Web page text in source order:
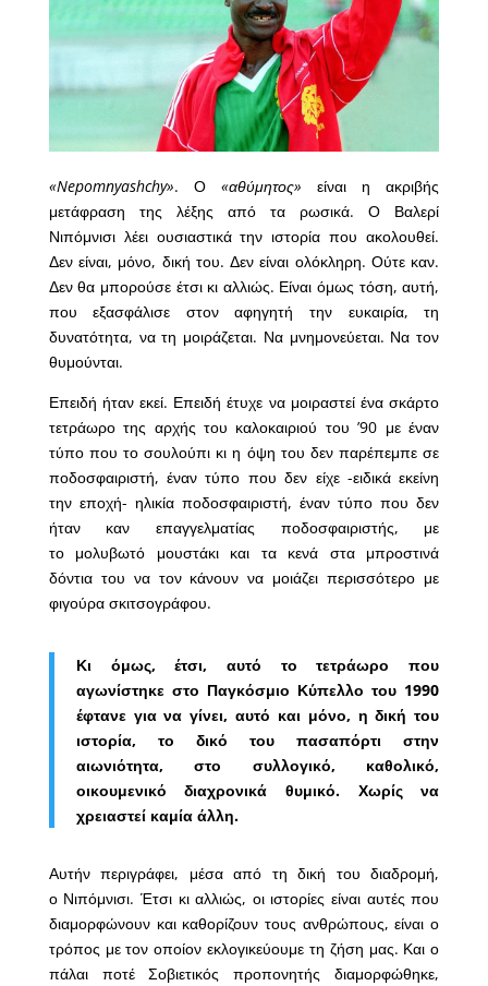
«Nepomnyashchy». Ο «αθύμητος» είναι η ακριβής
μετάφραση της λέξης από τα ρωσικά. Ο Βαλερί
Νιπόμνισι λέει ουσιαστικά την ιστορία που ακολουθεί.
Δεν είναι, μόνο, δική του. Δεν είναι ολόκληρη. Ούτε καν.
Δεν θα μπορούσε έτσι κι αλλιώς. Είναι όμως τόση, αυτή,
που εξασφάλισε στον αφηγητή την ευκαιρία, τη
δυνατότητα, να τη μοιράζεται. Να μνημονεύεται. Να τον
θυμούνται.
Επειδή ήταν εκεί. Επειδή έτυχε να μοιραστεί ένα σκάρτο
τετράωρο της αρχής του καλοκαιριού του ’90 με έναν
τύπο που το σουλούπι κι η όψη του δεν παρέπεμπε σε
ποδοσφαιριστή, έναν τύπο που δεν είχε -ειδικά εκείνη
την εποχή- ηλικία ποδοσφαιριστή, έναν τύπο που δεν
ήταν καν επαγγελματίας ποδοσφαιριστής, με
το μολυβωτό μουστάκι και τα κενά στα μπροστινά
δόντια του να τον κάνουν να μοιάζει περισσότερο με
φιγούρα σκιτσογράφου.
Κι όμως, έτσι, αυτό το τετράωρο που
αγωνίστηκε στο Παγκόσμιο Κύπελλο του 1990
έφτανε για να γίνει, αυτό και μόνο, η δική του
ιστορία, το δικό του πασαπόρτι στην
αιωνιότητα, στο συλλογικό, καθολικό,
οικουμενικό διαχρονικά θυμικό. Χωρίς να
χρειαστεί καμία άλλη.
Αυτήν περιγράφει, μέσα από τη δική του διαδρομή,
ο Νιπόμνισι. Έτσι κι αλλιώς, οι ιστορίες είναι αυτές που
διαμορφώνουν και καθορίζουν τους ανθρώπους, είναι ο
τρόπος με τον οποίον εκλογικεύουμε τη ζήση μας. Και ο
πάλαι ποτέ Σοβιετικός προπονητής διαμορφώθηκε,